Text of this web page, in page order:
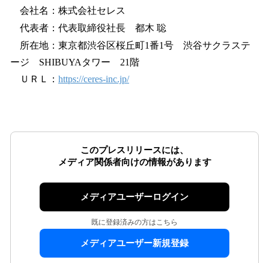
会社名：株式会社セレス
代表者：代表取締役社長 都木 聡
所在地：東京都渋谷区桜丘町1番1号 渋谷サクラステ
ージ SHIBUYAタワー 21階
ＵＲＬ： https://ceres-inc.jp/
このプレスリリースには、
メディア関係者向けの情報があります
メディアユーザーログイン
既に登録済みの方はこちら
メディアユーザー新規登録